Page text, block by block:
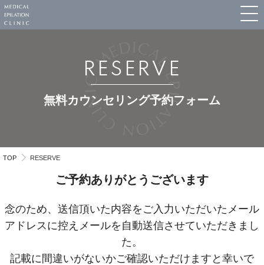
RESERVE
無料カウンセリング予約フォーム
TOP RESERVE
ご予約ありがとうございます
念のため、送信頂いた内容をご入力いただいたメール
アドレスに控えメールを自動送信させていただきまし
た。
記載に間違いがないかご確認いただけますと幸いで